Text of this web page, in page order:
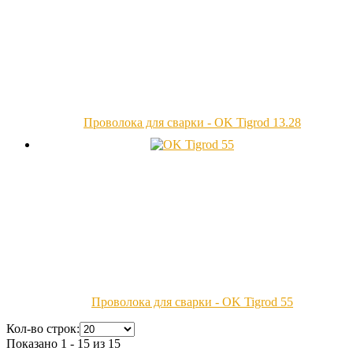
Проволока для сварки - OK Tigrod 13.28
Проволока для сварки - OK Tigrod 55
Кол-во строк:
Показано 1 - 15 из 15